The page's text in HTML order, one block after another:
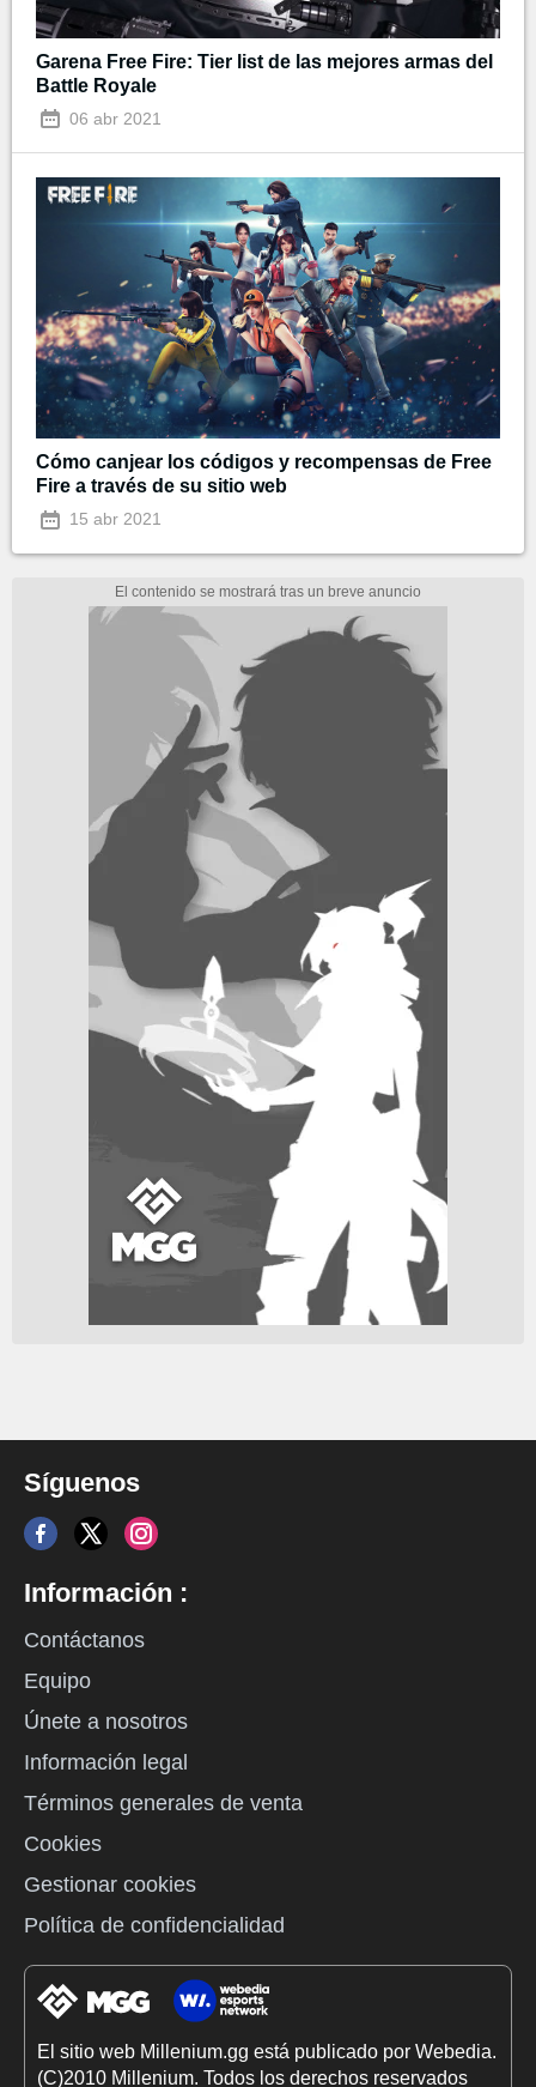
Garena Free Fire: Tier list de las mejores armas del
Battle Royale
06 abr 2021
Cómo canjear los códigos y recompensas de Free
Fire a través de su sitio web
15 abr 2021
Síguenos
Información :
Contáctanos
Equipo
Únete a nosotros
Información legal
Términos generales de venta
Cookies
Gestionar cookies
Política de confidencialidad
El sitio web Millenium.gg está publicado por Webedia.
(C)2010 Millenium. Todos los derechos reservados